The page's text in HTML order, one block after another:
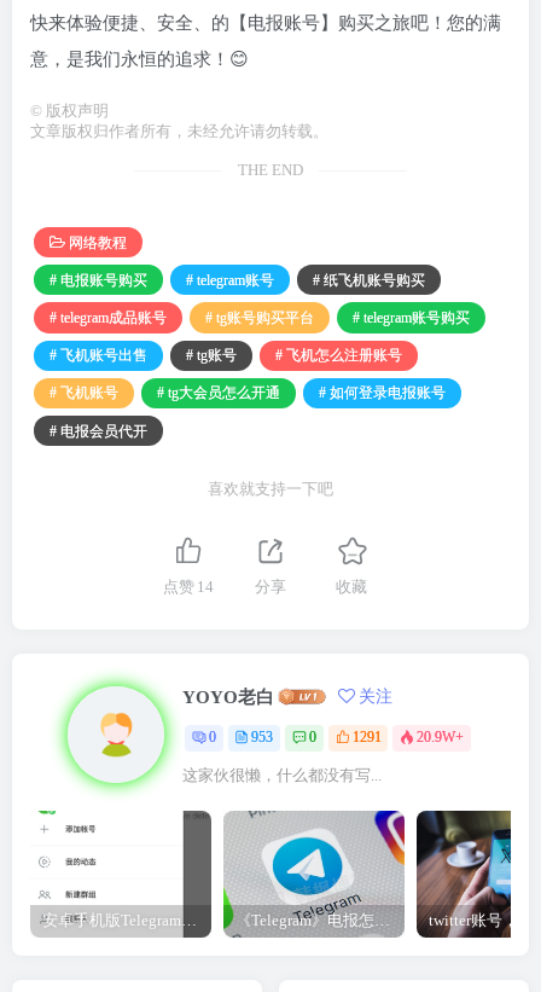
快来体验便捷、安全、的【电报账号】购买之旅吧！您的满
意，是我们永恒的追求！😊
© 版权声明
文章版权归作者所有，未经允许请勿转载。
THE END
网络教程
# 电报账号购买 # telegram账号 # 纸飞机账号购买
# telegram成品账号 # tg账号购买平台 # telegram账号购买
# 飞机账号出售 # tg账号 # 飞机怎么注册账号
# 飞机账号 # tg大会员怎么开通 # 如何登录电报账号
# 电报会员代开
喜欢就支持一下吧
点赞 14 分享 收藏
YOYO老白 关注
0 953 0 1291 20.9W+
这家伙很懒，什么都没有写...
安卓手机版Telegram电报/纸飞机改中文（汉化）教程 《Telegram》电报怎么解除双向聊天限制?